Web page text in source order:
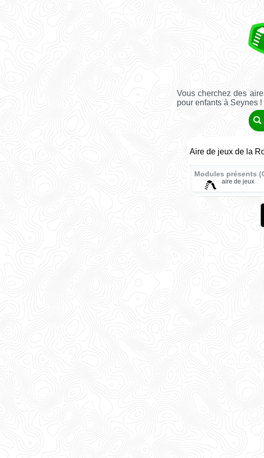
Vous cherchez des
pour enfants à Seynes !
Aire de jeux de la
Modules présents
aire de jeux